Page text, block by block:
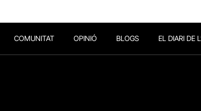
COMUNITAT OPINIÓ BLOGS EL DIARI DE